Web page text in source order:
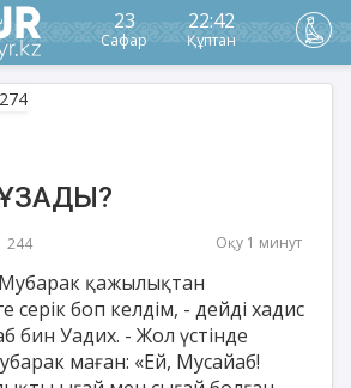
23
Сафар
22:42
Құптан
244 Оқу 1 минут
қажылықтан
серік боп келдім, - дейді хадис
бин Уадих. - Жол үстінде
маған: «Ей, Мусайаб!